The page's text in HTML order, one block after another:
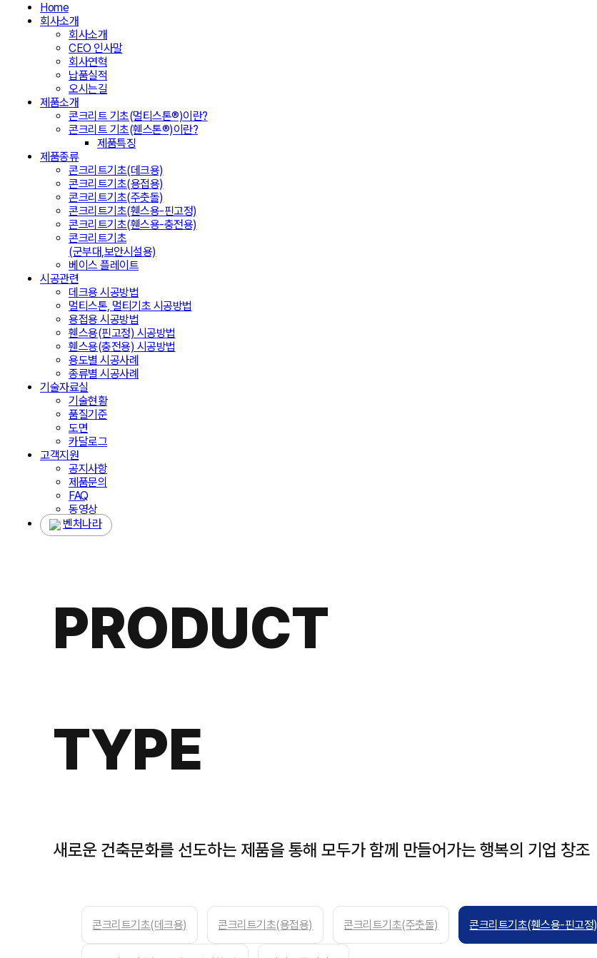
Home
회사소개
회사소개
CEO 인사말
회사연혁
납품실적
오시는길
제품소개
콘크리트 기초(멀티스톤®)이란?
콘크리트 기초(휀스톤®)이란?
제품특징
제품종류
콘크리트기초(데크용)
콘크리트기초(용접용)
콘크리트기초(주춧돌)
콘크리트기초(휀스용-핀고정)
콘크리트기초(휀스용-충전용)
콘크리트기초
(군부대,보안시설용)
베이스 플레이트
시공관련
데크용 시공방법
멀티스톤, 멀티기초 시공방법
용접용 시공방법
휀스용(핀고정) 시공방법
휀스용(충전용) 시공방법
용도별 시공사례
종류별 시공사례
기술자료실
기술현황
품질기준
도면
카달로그
고객지원
공지사항
제품문의
FAQ
동영상
벤처나라
PRODUCT
TYPE
새로운 건축문화를 선도하는 제품을 통해 모두가 함께 만들어가는 행복의 기업 창조
콘크리트기초(데크용) 콘크리트기초(용접용) 콘크리트기초(주춧돌) 콘크리트기초(휀스용-핀고정)